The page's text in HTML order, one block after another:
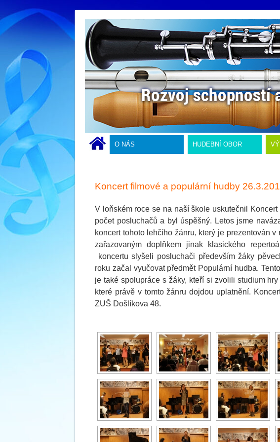
O NÁS HUDEBNÍ OBOR
Koncert filmové a populární hudby
V loňském roce se na naší škole uskutečnil
počet posluchačů a byl úspěšný. Letos jsme
koncert tohoto lehčího žánru, který je prezentován
zařazovaným doplňkem jinak klasického
koncertu slyšeli posluchači především žáky
roku začal vyučovat předmět Populární hudba.
je také spolupráce s žáky, kteří si zvolili studium
které právě v tomto žánru dojdou uplatnění.
ZUŠ Došlíkova 48.